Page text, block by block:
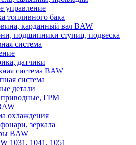
управление
топливного бака
карданный вал BAW
подшипники ступиц, подвеска
система
датчики
система BAW
система
детали
ГРМ
охлаждения
зеркала
BAW
1031, 1041, 1051